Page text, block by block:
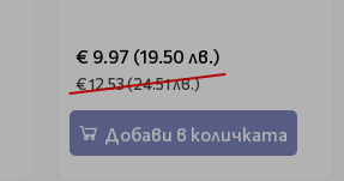
€ 9.97 (19.50 лв.)
€ 12.53 (24.51 лв.)
Добави в количката